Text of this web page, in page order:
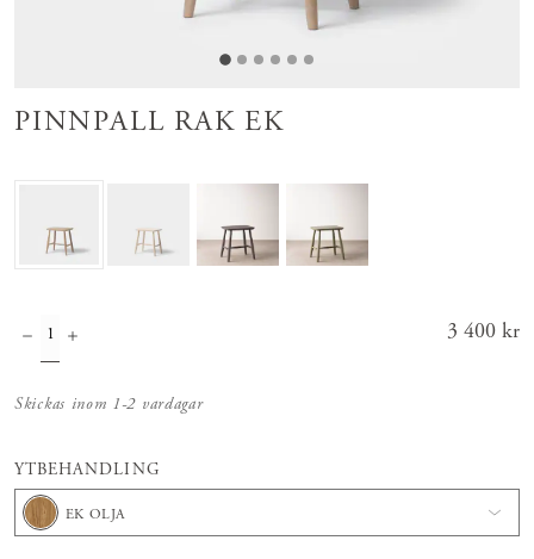
PINNPALL RAK EK
Pris:
3 400 kr
Skickas inom 1-2 vardagar
YTBEHANDLING
EK OLJA